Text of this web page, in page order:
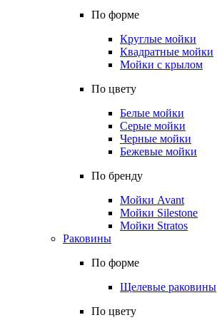
По форме
Круглые мойки
Квадратные мойки
Мойки с крылом
По цвету
Белые мойки
Серые мойки
Черные мойки
Бежевые мойки
По бренду
Мойки Avant
Мойки Silestone
Мойки Stratos
Раковины
По форме
Щелевые раковины
По цвету